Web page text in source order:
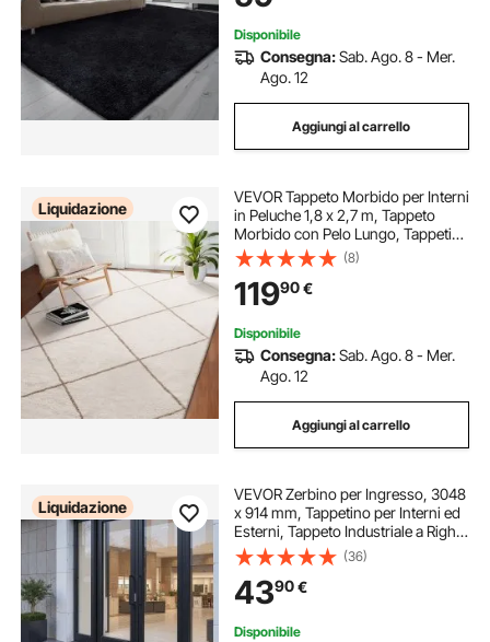
Disponibile
Consegna:Sab. Ago. 8 - Mer.
Ago. 12
Aggiungi al carrello
Liquidazione
VEVOR Tappeto Morbido per Interni
in Peluche 1,8 x 2,7 m, Tappeto
Morbido con Pelo Lungo, Tappetino
per Camera da Letto Soggiorno
Salotto, Anti-Perdite Antiscivolo,
Beige
(8)
11990€
Disponibile
Consegna:Sab. Ago. 8 - Mer.
Ago. 12
Aggiungi al carrello
Liquidazione
VEVOR Zerbino per Ingresso, 3048
x 914 mm, Tappetino per Interni ed
Esterni, Tappeto Industriale a Righe
con Supporto, Tappeto d'Ingresso
Lavabile Resistente per Corridoio,
Balcone, Grigio
(36)
4390€
Disponibile